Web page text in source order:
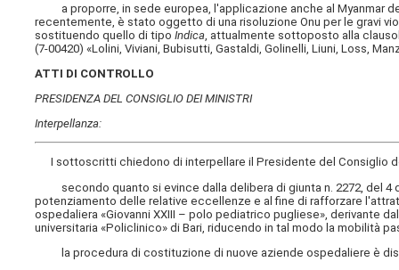
a proporre, in sede europea, l'applicazione anche al Myanmar
recentemente, è stato oggetto di una risoluzione Onu per le gravi
sostituendo quello di tipoIndica , attualmente sottoposto alla
(7-00420) «Lolini, Viviani, Bubisutti, Gastaldi, Golinelli, Liuni, Loss,
ATTI DI CONTROLLO
PRESIDENZA DEL CONSIGLIO DEI MINISTRI
Interpellanza:
I sottoscritti chiedono di interpellareil Presidente del Consiglio
secondo quanto si evince dalla delibera di giunta n. 2272, del 4
potenziamento delle relative eccellenze e al fine di rafforzare
ospedaliera «Giovanni XXIII – polo pediatrico pugliese», derivante
universitaria «Policlinico» di Bari, riducendo in tal modo la mobilità
la procedura di costituzione di nuove aziende ospedaliere è